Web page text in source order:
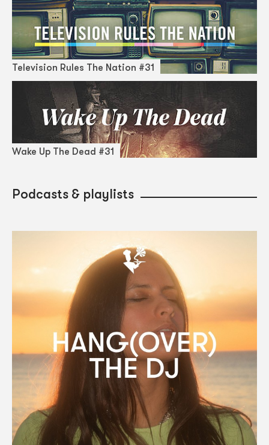
Television Rules The Nation #31
Wake Up The Dead #31
Podcasts & playlists